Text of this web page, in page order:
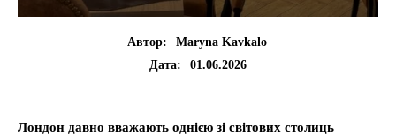
Автор:
Maryna Kavkalo
Дата:
01.06.2026
Лондон давно вважають однією зі світових столиць